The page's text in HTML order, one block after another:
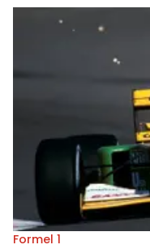
Formel 1